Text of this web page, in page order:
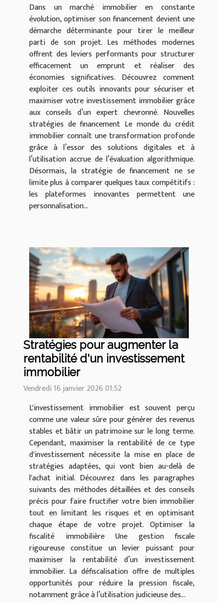
Dans un marché immobilier en constante
évolution, optimiser son financement devient une
démarche déterminante pour tirer le meilleur
parti de son projet. Les méthodes modernes
offrent des leviers performants pour structurer
efficacement un emprunt et réaliser des
économies significatives. Découvrez comment
exploiter ces outils innovants pour sécuriser et
maximiser votre investissement immobilier grâce
aux conseils d’un expert chevronné. Nouvelles
stratégies de financement Le monde du crédit
immobilier connaît une transformation profonde
grâce à l’essor des solutions digitales et à
l’utilisation accrue de l’évaluation algorithmique.
Désormais, la stratégie de financement ne se
limite plus à comparer quelques taux compétitifs :
les plateformes innovantes permettent une
personnalisation...
Stratégies pour augmenter la
rentabilité d'un investissement
immobilier
Vendredi 16 janvier 2026 01:52
L'investissement immobilier est souvent perçu
comme une valeur sûre pour générer des revenus
stables et bâtir un patrimoine sur le long terme.
Cependant, maximiser la rentabilité de ce type
d'investissement nécessite la mise en place de
stratégies adaptées, qui vont bien au-delà de
l'achat initial. Découvrez dans les paragraphes
suivants des méthodes détaillées et des conseils
précis pour faire fructifier votre bien immobilier
tout en limitant les risques et en optimisant
chaque étape de votre projet. Optimiser la
fiscalité immobilière Une gestion fiscale
rigoureuse constitue un levier puissant pour
maximiser la rentabilité d’un investissement
immobilier. La défiscalisation offre de multiples
opportunités pour réduire la pression fiscale,
notamment grâce à l’utilisation judicieuse des...